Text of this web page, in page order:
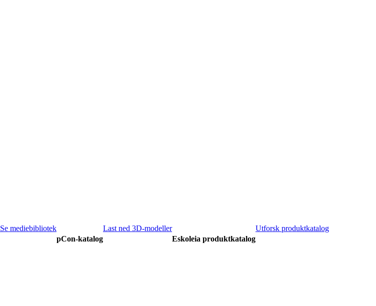
Se mediebibliotek
pCon-katalog
Last ned 3D-modeller
Eskoleia produktkatalog
Utforsk produktkatalog